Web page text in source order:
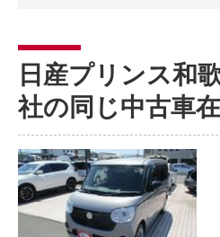
日産プリンス和
社の同じ中古車